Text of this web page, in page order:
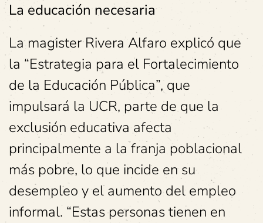
La educación necesaria
La magister Rivera Alfaro explicó que
la “Estrategia para el Fortalecimiento
de la Educación Pública”, que
impulsará la UCR, parte de que la
exclusión educativa afecta
principalmente a la franja poblacional
más pobre, lo que incide en su
desempleo y el aumento del empleo
informal. “Estas personas tienen en